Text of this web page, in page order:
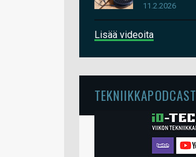
11.2.2026
Lisää videoita
TEKNIIKKAPODCAST